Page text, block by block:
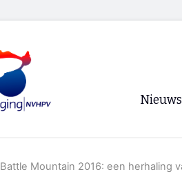
Nieuws
Battle Mountain 2016: een herhaling